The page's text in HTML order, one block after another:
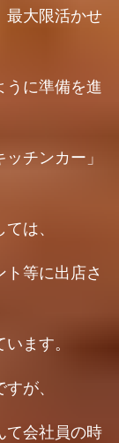
最大限活かせ
うに準備を進
チンカー」
は、
等に出店さ
ます。
が、
て会社員の時